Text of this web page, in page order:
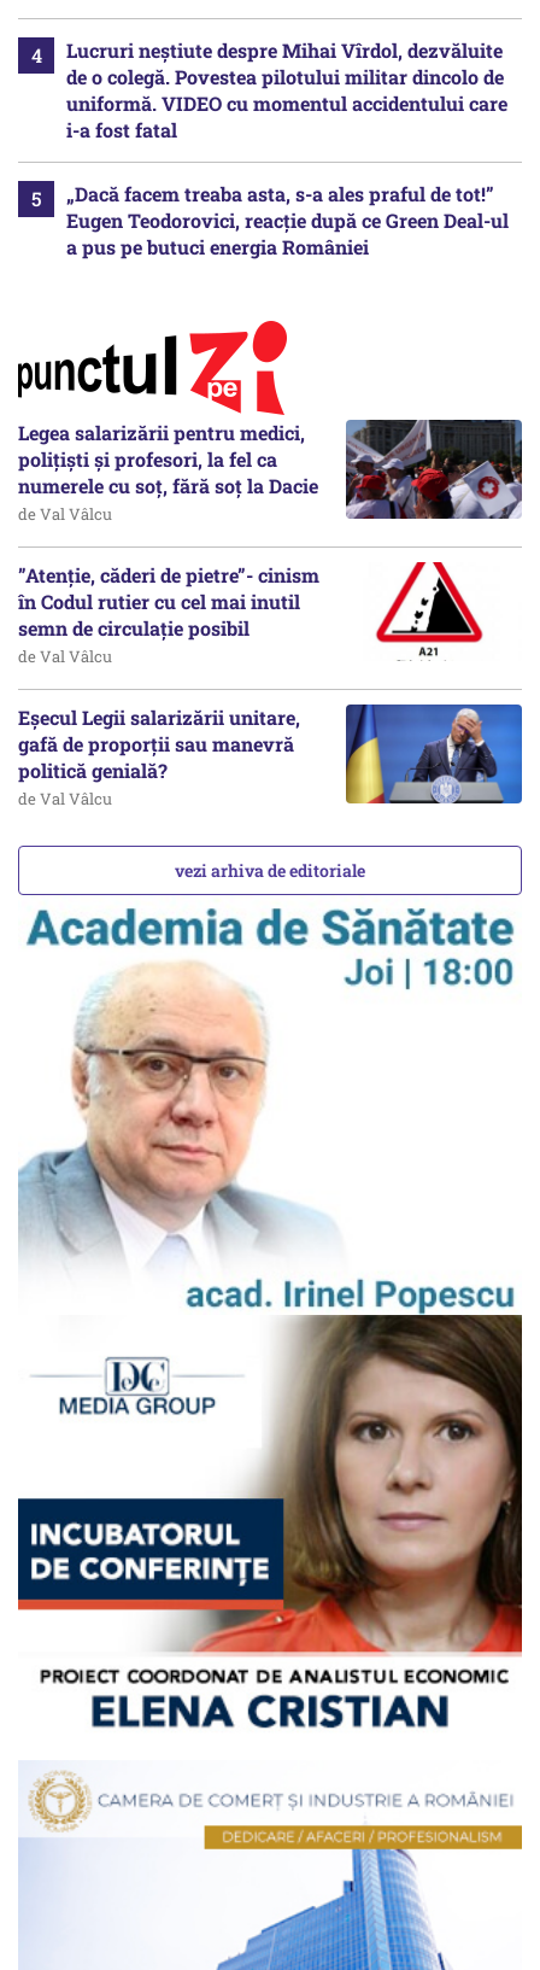
Lucruri neștiute despre Mihai Vîrdol, dezvăluite
de o colegă. Povestea pilotului militar dincolo de
uniformă. VIDEO cu momentul accidentului care
i-a fost fatal
„Dacă facem treaba asta, s-a ales praful de tot!”
Eugen Teodorovici, reacție după ce Green Deal-ul
a pus pe butuci energia României
Legea salarizării pentru medici,
polițiști și profesori, la fel ca
numerele cu soț, fără soț la Dacie
de Val Vâlcu
”Atenție, căderi de pietre”- cinism
în Codul rutier cu cel mai inutil
semn de circulație posibil
de Val Vâlcu
Eșecul Legii salarizării unitare,
gafă de proporții sau manevră
politică genială?
de Val Vâlcu
vezi arhiva de editoriale